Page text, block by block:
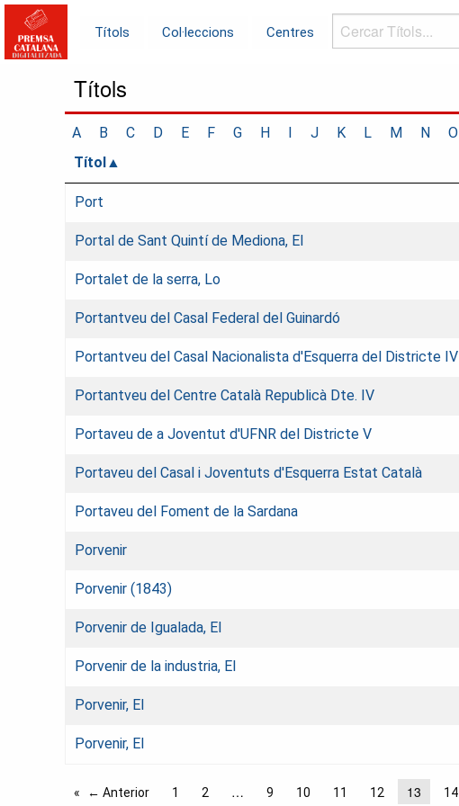
Títols Col·leccions Centres
Cercar
Títols...
Títols
A B C D E F G H I J K L M N O
Títol
Port
Portal de Sant Quintí de Mediona, El
Portalet de la serra, Lo
Portantveu del Casal Federal del Guinardó
Portantveu del Casal Nacionalista d'Esquerra del Districte IV
Portantveu del Centre Català Republicà Dte. IV
Portaveu de a Joventut d'UFNR del Districte V
Portaveu del Casal i Joventuts d'Esquerra Estat Català
Portaveu del Foment de la Sardana
Porvenir
Porvenir (1843)
Porvenir de Igualada, El
Porvenir de la industria, El
Porvenir, El
Porvenir, El
← Anterior 1 2 9 10 11 12 13 14